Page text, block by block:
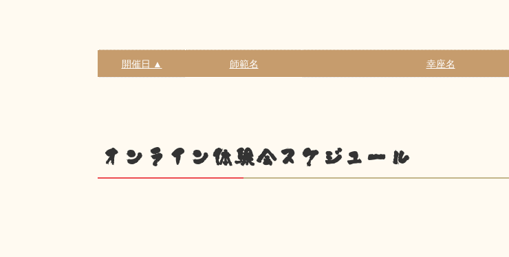
開催日 ▲ 師範名 幸座名
オンライン体験会スケジュール